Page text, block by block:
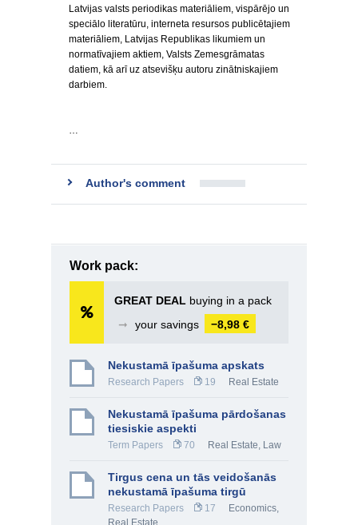
Latvijas valsts periodikas materiāliem, vispārējo un
speciālo literatūru, interneta resursos publicētajiem
materiāliem, Latvijas Republikas likumiem un
normatīvajiem aktiem, Valsts Zemesgrāmatas
datiem, kā arī uz atsevišķu autoru zinātniskajiem
darbiem.
…
Author's comment
Work pack:
GREAT DEAL buying in a pack
➞
your savings −8,98 €
Nekustamā īpašuma apskats
Research Papers 19 Real Estate
Nekustamā īpašuma pārdošanas
tiesiskie aspekti
Term Papers 70 Real Estate, Law
Tirgus cena un tās veidošanās
nekustamā īpašuma tirgū
Research Papers 17 Economics,
Real Estate